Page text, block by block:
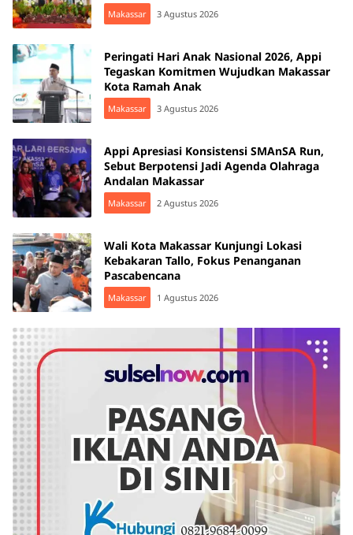
Makassar 3 Agustus 2026
Peringati Hari Anak Nasional 2026, Appi
Tegaskan Komitmen Wujudkan Makassar
Kota Ramah Anak
Makassar 3 Agustus 2026
Appi Apresiasi Konsistensi SMAnSA Run,
Sebut Berpotensi Jadi Agenda Olahraga
Andalan Makassar
Makassar 2 Agustus 2026
Wali Kota Makassar Kunjungi Lokasi
Kebakaran Tallo, Fokus Penanganan
Pascabencana
Makassar 1 Agustus 2026